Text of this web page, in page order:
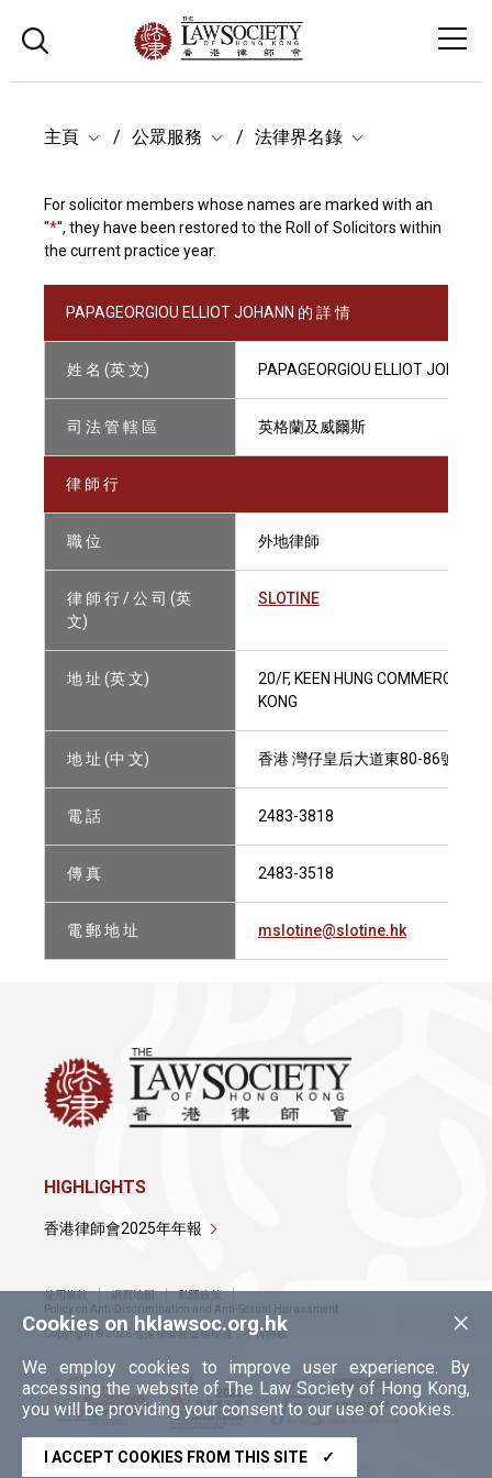
主頁 公眾服務 法律界名錄
For solicitor members whose names are marked with an
"*", they have been restored to the Roll of Solicitors within
the current practice year.
PAPAGEORGIOU ELLIOT JOHANN 的 詳 情
姓 名 (英 文) PAPAGEORGIOU ELLIOT JOHANN
司 法 管 轄 區 英格蘭及威爾斯
律 師 行
職 位 外地律師
律 師 行 / 公 司 (英
文)
SLOTINE
地 址 (英 文)
20/F, KEEN HUNG COMMERCIAL
KONG
地 址 (中 文) 香港 灣仔皇后大道東80-86號 堅
電 話 2483-3818
傳 真 2483-3518
電 郵 地 址 mslotine@slotine.hk
×
Cookies on hklawsoc.org.hk
We employ cookies to improve user experience. By
accessing the website of The Law Society of Hong Kong,
you will be providing your consent to our use of cookies.
I ACCEPT COOKIES FROM THIS SITE ✓
HIGHLIGHTS
香港律師會2025年年報
使用條款 網頁地圖
私隱政策
Policy on Anti-Discrimination and Anti-Sexual Harassment
Copyright © 2026 香港律師會版權所有，不得轉載